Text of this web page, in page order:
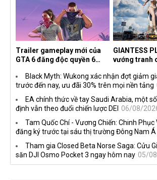
Trailer gameplay mới của
GTA 6 đăng độc quyền 6
đang quá tham?
GIANTESS
vướng tranh
ngầm chiếm
Black Myth: Wukong xác nhận đợt giảm
trước đến nay, ưu đãi 30% trên mọi nền tảng
EA chính thức về tay Saudi Arabia, một
định vẫn theo đuổi chiến lược DEI
06/08/
Tam Quốc Chí - Vương Chiến: Chinh
đăng ký trước tại sáu thị trường Đông Nam Á
Tham gia Closed Beta Norse Saga: Cửu
săn DJI Osmo Pocket 3 ngay hôm nay 05/